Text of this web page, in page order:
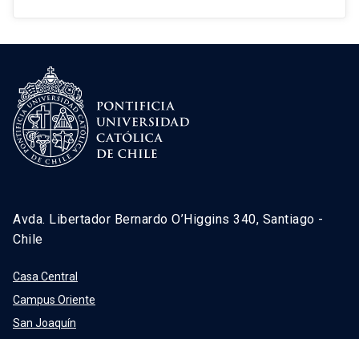
Avda. Libertador Bernardo O’Higgins 340, Santiago -
Chile
Casa Central
Campus Oriente
San Joaquín